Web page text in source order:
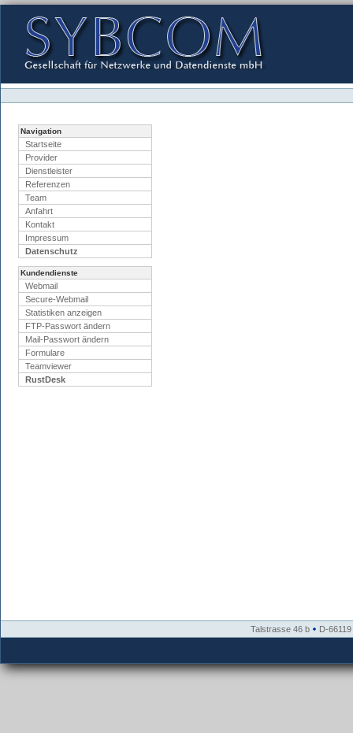
Navigation
Benutzerspezifische
Navigation
Startseite
Provider
Dienstleister
Referenzen
Team
Anfahrt
Kontakt
Impressum
Datenschutz
Kundendienste
Webmail
Secure-Webmail
Statistiken anzeigen
FTP-Passwort ändern
Mail-Passwort ändern
Formulare
Teamviewer
RustDesk
Talstrasse 46 b D-